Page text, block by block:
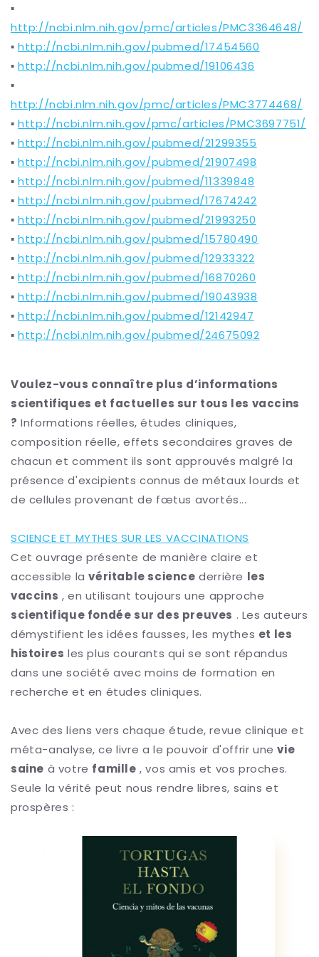
▪️
http://ncbi.nlm.nih.gov/pmc/articles/PMC3364648/
▪️http://ncbi.nlm.nih.gov/pubmed/17454560
▪️http://ncbi.nlm.nih.gov/pubmed/19106436
▪️
http://ncbi.nlm.nih.gov/pmc/articles/PMC3774468/
▪️http://ncbi.nlm.nih.gov/pmc/articles/PMC3697751/
▪️http://ncbi.nlm.nih.gov/pubmed/21299355
▪️http://ncbi.nlm.nih.gov/pubmed/21907498
▪️http://ncbi.nlm.nih.gov/pubmed/11339848
▪️http://ncbi.nlm.nih.gov/pubmed/17674242
▪️http://ncbi.nlm.nih.gov/pubmed/21993250
▪️http://ncbi.nlm.nih.gov/pubmed/15780490
▪️http://ncbi.nlm.nih.gov/pubmed/12933322
▪️http://ncbi.nlm.nih.gov/pubmed/16870260
▪️http://ncbi.nlm.nih.gov/pubmed/19043938
▪️http://ncbi.nlm.nih.gov/pubmed/12142947
▪️http://ncbi.nlm.nih.gov/pubmed/24675092
Voulez-vous connaître plus d’informations
scientifiques et factuelles sur tous les vaccins
? Informations réelles, études cliniques,
composition réelle, effets secondaires graves de
chacun et comment ils sont approuvés malgré la
présence d'excipients connus de métaux lourds et
de cellules provenant de fœtus avortés...
SCIENCE ET MYTHES SUR LES VACCINATIONS
Cet ouvrage présente de manière claire et
accessible la véritable science derrière les
vaccins , en utilisant toujours une approche
scientifique fondée sur des preuves . Les auteurs
démystifient les idées fausses, les mythes et les
histoires les plus courants qui se sont répandus
dans une société avec moins de formation en
recherche et en études cliniques.
Avec des liens vers chaque étude, revue clinique et
méta-analyse, ce livre a le pouvoir d'offrir unevie
saine à votre famille , vos amis et vos proches.
Seule la vérité peut nous rendre libres, sains et
prospères :